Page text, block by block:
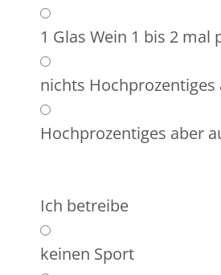
1 Glas Wein 1 bis 2 mal
nichts Hochprozentiges
Hochprozentiges aber
Ich betreibe
keinen Sport